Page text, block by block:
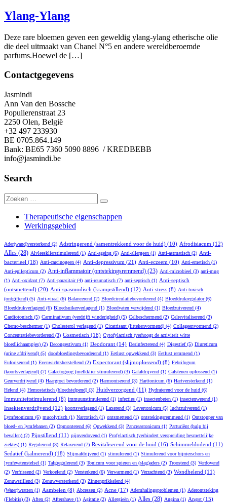
Ylang-Ylang
Deze rare bloemen geven een geweldig ylang-ylang etherische olie
die deel uitmaakt van Chanel N°5 en andere wereldberoemde
parfums.Hoewel de […]
Contactgegevens
Jasmindi
Ann Van den Bossche
Populierenstraat 23
2250 Olen, België
+32 497 233930
BE 0705.864.149
Bank: BE65 7360 5090 8896 / KREDBEBB
info@jasmindi.be
Search
Zoeken
naar:
Zoeken
Therapeutische eigenschappen
Werkingsgebied
Ader(wand)versterkend (2) Adstringerend (samentrekkend voor de huid) (10) Afrodisiacum (12)
Alles (28) Alvleesklierstimulerend (1) Anti-ageing (6) Anti-allergeen (1) Anti-astmatisch (2) Anti-
bacterieel (18) Anti-carcinogeen (4) Anti-depressivum (21) Anti-eczeem (10) Anti-emetisch (1)
Anti-epilepticum (2) Anti-inflammatoir (ontstekingsremmend) (23) Anti-microbieel (3) anti-mug
(1) Anti-oxidant (7) Anti-parasitair(4) anti-reumatisch (7) anti-septisch (1) Anti-septisch
(ontsmettend) (20) Anti-spasmodisch (krampstillend) (12) Anti-stress (8) Anti-toxisch
(ontgiftend) (5) Anti-viraal (6) Balancerend (2) Bloedcirculatiebevorderend (4) Bloeddrukregulator(6)
Bloeddrukverlagend (6) Bloedsuikerverlagend (1) Bloedvaten verwijdend (1) Bloedzuiverend (4)
Cardiotonisch (5) Carminativum (verdrijft winderigheid) (5) Celbeschermend (2) Celrevitaliserend (3)
Chemo-beschermer(1) Cholesterol verlagend (1) Cicatrisant (littekenvormend) (4) Collageenvormend (2)
Concentratiebevorderend (3) Cosmetisch (18) Cytofylactisch (verhoogt de activiteit witte
bloedlichaampjes) (2) Decongestivum (1) Deodorant (14) Desinfecterend (4) Digestief(5) Diureticum
(urine afdrijvend) (5) doorbloedingsbevorderend (1) Eetlust opwekkend (3) Eetlust remmend (1)
Euforiserend (1) Evenwichtsherstellend (2) Expectorant (slijmoplossend) (8) Febrifugum
(koortsverlagend) (7) Galactogoog (melkklier stimulerend) (3) Galafdrijvend (1) Galstenen oplossend (1)
Geurverdrijvend (4) Haargroei bevorderend (2) Harmoniserend (3) Harttonicum (6) Hartversterkend (1)
Helend (4) Hemostatisch (bloedstelpend) (3) Huidverzorgend (11) Hydraterend voor de huid (6)
Immuniteitstimulerend (8) immuunstimulerend (1) infecties (1) insectenbeten (1) insectenwerend (1)
Insektenverdrijvend (12) koortsverlagend (1) Laxerend (3) Levertonicum (5) luchtzuiverend (1)
Lymfetonicum (6) mucolytisch (1) Narcotisch (1) ontsmettend (1) ontstekingsremmend (1) Ontstopper van
bloed- en lymfebanen (2) Opmonterend (6) Opwekkend (3) Pancreastonicum (1) Parturiënt (hulp bij
bevallen) (2) Pijnstillend (11) pijnverdovend (1) Profylactisch (verhindert verspreiding besmettelijke
ziektes) (1) Regulerend (3) Relaxerend (7) Revitaliserend voor de huid (16) Schimmeldodend (11)
Sedatief (kalmerend) (18) Slijmafdrijvend (1) stimulerend (1) Stimulerend voor bijnierschors en
lymfevatenstelsel (1) Talgregulerend (3) Tonicum voor spieren en (slag)aders (2) Troostend (3) Verdovend
(2) Verfrissend (2) Verkoelend (2) Versterkend (6) Verwarmend (1) Verzachtend (3) Wondhelend (11)
Zenuwstillend (3) Zenuwversterkend (3) Zinnenprikkelend (4)
(Water)wratten (1) Aambeien (8) Abcessen (2) Acne (17) Ademhalingsproblemen (1) Aderontsteking
(Flebitis) (3) Aften (2) Aftershave (1) Agitatie (2) Allergieën (1) Alles (28) Angina (1) Angst (15)